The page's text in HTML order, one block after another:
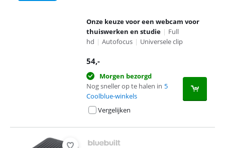
Onze keuze voor een webcam voor
thuiswerken en studie | Full
hd | Autofocus | Universele clip
54,-
Morgen bezorgd
Nog sneller op te halen in 5
Coolblue-winkels
Vergelijken